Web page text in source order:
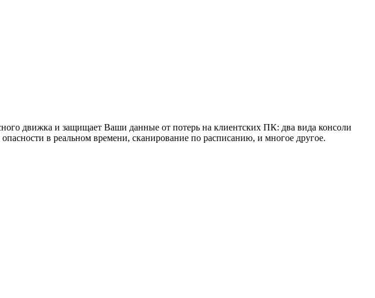
движка и защищает Ваши данные от потерь на клиентских ПК: два вида консоли
в реальном времени, сканирование по расписанию, и многое другое.